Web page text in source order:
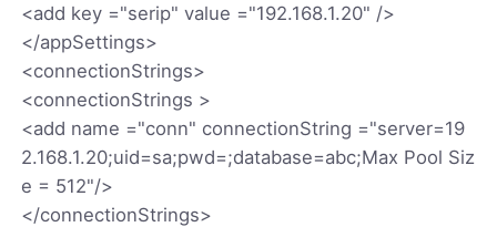
<add key ="serip" value ="192.168.1.20" />
</appSettings>
<connectionStrings>
<connectionStrings >
<add name ="conn" connectionString ="server=19
2.168.1.20;uid=sa;pwd=;database=abc;Max Pool Siz
e = 512"/>
</connectionStrings>